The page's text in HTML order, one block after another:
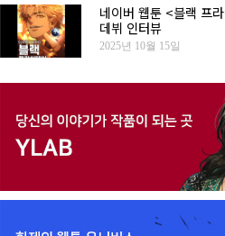
네이버 웹툰 <블랙 프
데뷔 인터뷰
2025년 10월 15일